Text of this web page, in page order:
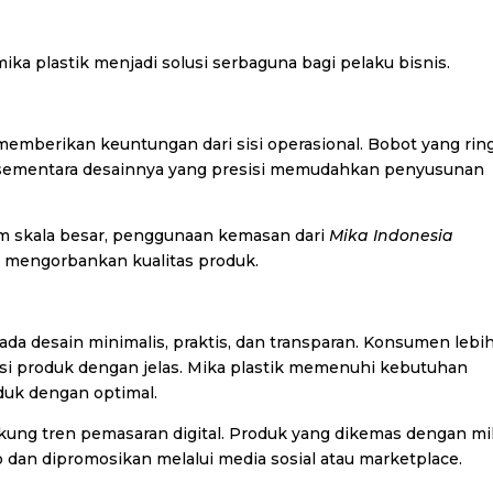
plastik menjadi solusi serbaguna bagi pelaku bisnis.
keuntungan dari sisi operasional. Bobot yang
desainnya yang presisi memudahkan penyusunan
skala besar, penggunaan kemasan dariMika Indonesia
kualitas produk.
desain minimalis, praktis, dan transparan. Konsumen lebih
produk dengan jelas. Mika plastik memenuhi kebutuhan
dengan optimal.
tren pemasaran digital. Produk yang dikemas dengan
dipromosikan melalui media sosial atau marketplace.